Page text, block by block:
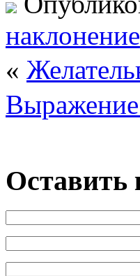
наклонение
«
Выражение
Оставить